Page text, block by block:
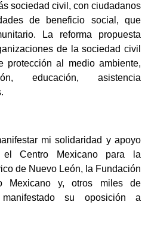
sociedad civil, con ciudadanos
de beneficio social, que
La reforma propuesta
de la sociedad civil
protección al medio ambiente,
educación, asistencia
mi solidaridad y apoyo
el Centro Mexicano para la
de Nuevo León, la Fundación
Mexicano y, otros miles de
su oposición a